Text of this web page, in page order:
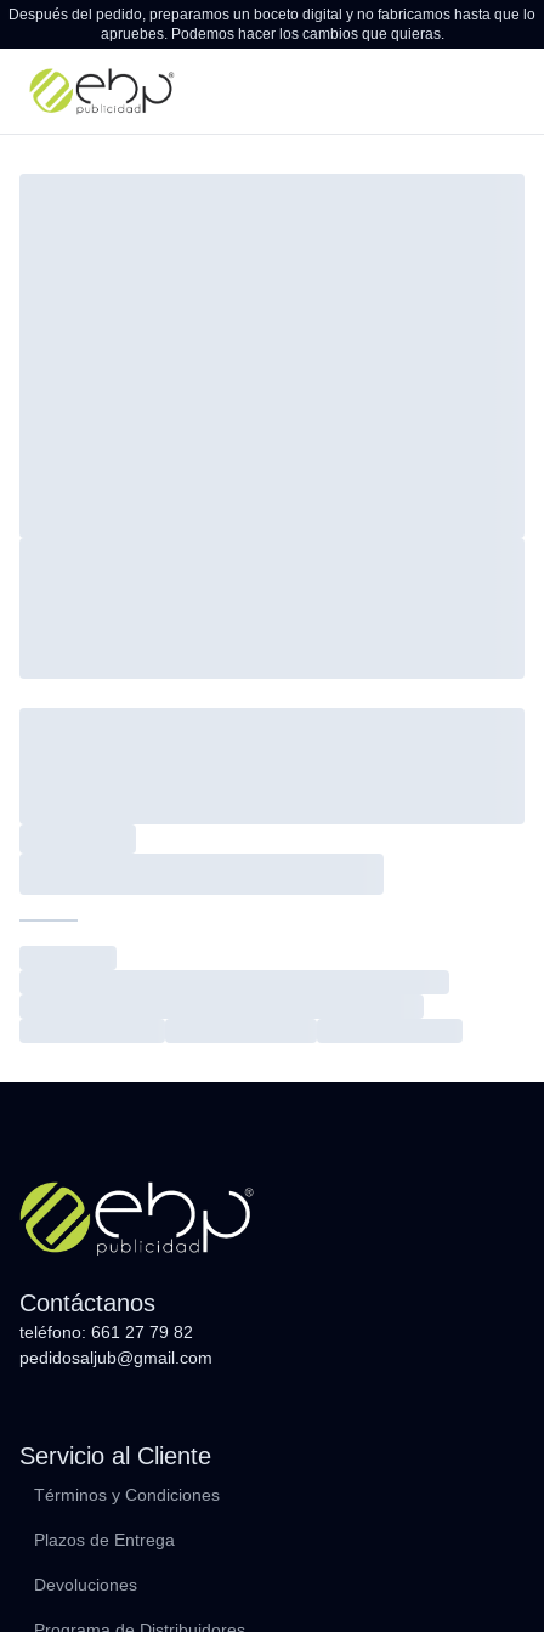
Después del pedido, preparamos un boceto digital y no fabricamos hasta que lo
apruebes. Podemos hacer los cambios que quieras.
Contáctanos
teléfono: 661 27 79 82
pedidosaljub@gmail.com
Servicio al Cliente
Términos y Condiciones
Plazos de Entrega
Devoluciones